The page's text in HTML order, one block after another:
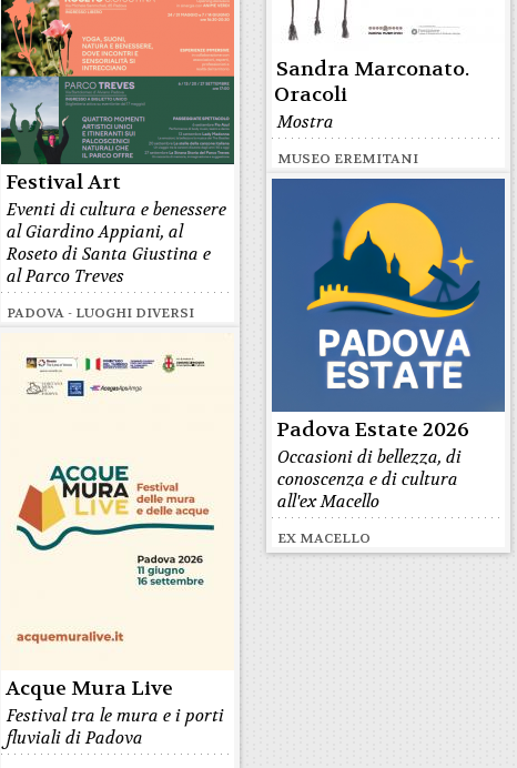
Sandra Marconato.
Oracoli
Mostra
MUSEO EREMITANI
Festival Art
Eventi di cultura e benessere
al Giardino Appiani, al
Roseto di Santa Giustina e
al Parco Treves
PADOVA - LUOGHI DIVERSI
Padova Estate 2026
Occasioni di bellezza, di
conoscenza e di cultura
all'ex Macello
EX MACELLO
Acque Mura Live
Festival tra le mura e i porti
fluviali di Padova